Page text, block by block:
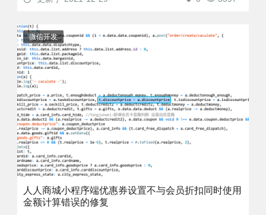
微信开发
人人商城小程序端优惠券设置不与会员折扣同时使用
金额计算错误的修复